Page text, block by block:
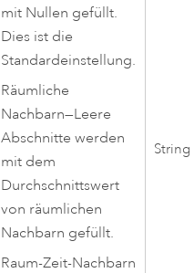
mit Nullen gefüllt.
Dies ist die
Standardeinstellung.
Räumliche
Nachbarn—Leere
Abschnitte werden
mit dem
Durchschnittswert
von räumlichen
Nachbarn gefüllt.
Raum-Zeit-Nachbarn
String